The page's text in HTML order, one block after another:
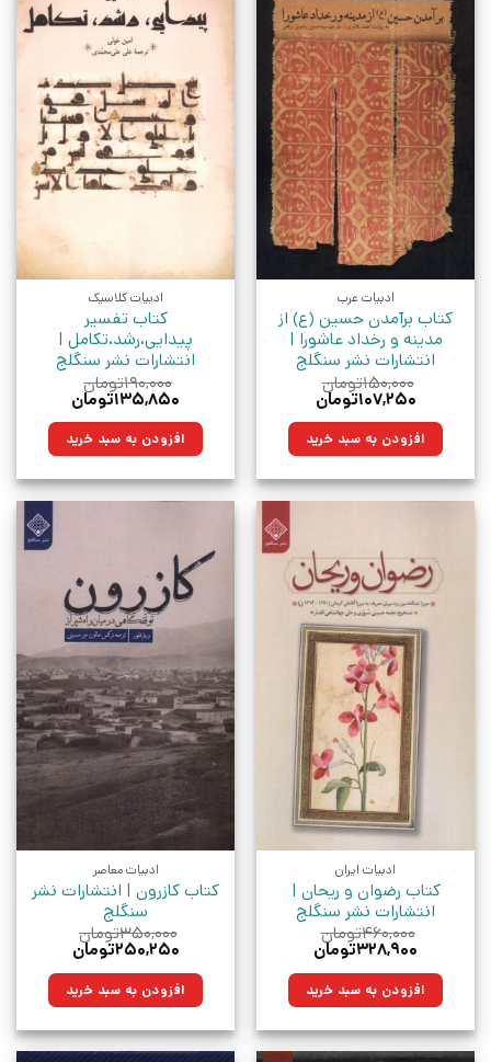
ادبیات عرب
کتاب برآمدن حسین (ع) از
مدینه و رخداد عاشورا |
انتشارات نشر سنگلج
۱۵۰,۰۰۰تومان
قیمت
۱۵۰,۰۰۰تومان
بود.
۱۰۷,۲۵۰تومان
۱۰۷,۲۵۰تومان.افزودن به سبد خرید
ادبیات کلاسیک
کتاب تفسیر
پیدایی،رشد،تکامل |
انتشارات نشر سنگلج
۱۹۰,۰۰۰تومان
قیمت
۱۹۰,۰۰۰تومان
بود.
۱۳۵,۸۵۰تومان
۱۳۵,۸۵۰تومان.افزودن به سبد خرید
ادبیات ایران
کتاب رضوان و ریحان |
انتشارات نشر سنگلج
۴۶۰,۰۰۰تومان
قیمت
۴۶۰,۰۰۰تومان
بود.
۳۲۸,۹۰۰تومان
۳۲۸,۹۰۰تومان.افزودن به سبد خرید
ادبیات معاصر
کتاب کازرون | انتشارات نشر
سنگلج
۳۵۰,۰۰۰تومان
قیمت
۳۵۰,۰۰۰تومان
بود.
۲۵۰,۲۵۰تومان
۲۵۰,۲۵۰تومان.افزودن به سبد خرید